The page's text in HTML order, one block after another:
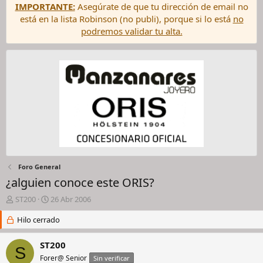
IMPORTANTE:Asegúrate de que tu dirección de email no
está en la lista Robinson (no publi), porque si lo está no
podremos validar tu alta.
Foro General
¿alguien conoce este ORIS?
I
n
c
i
a
ST200
F
e
c
h
a
d
26 Abr 2006
Hilo cerrado
S ST200
Forer@ Senior Sin verificar